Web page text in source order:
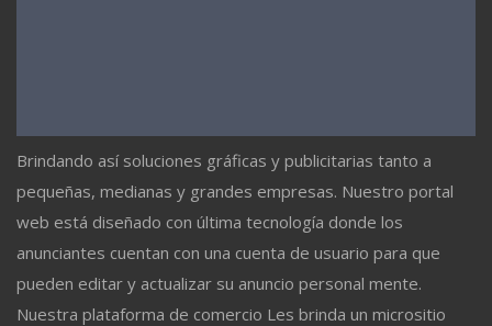
Brindando así soluciones gráficas y publicitarias tanto a
pequeñas, medianas y grandes empresas. Nuestro portal
web está diseñado con última tecnología donde los
anunciantes cuentan con una cuenta de usuario para que
pueden editar y actualizar su anuncio personal mente.
Nuestra plataforma de comercio Les brinda un micrositio